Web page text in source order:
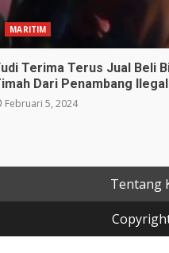
MARITIM
Terima Terus Jual Beli
Dari Penambang Ilegal
Februari 5, 2024
Tentang